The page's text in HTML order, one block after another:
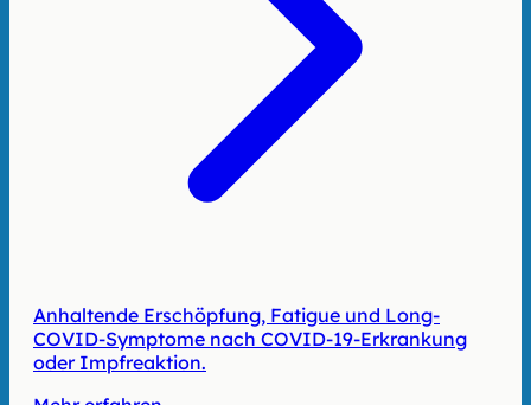
Anhaltende Erschöpfung, Fatigue und Long-
COVID-Symptome nach COVID-19-Erkrankung
oder Impfreaktion.